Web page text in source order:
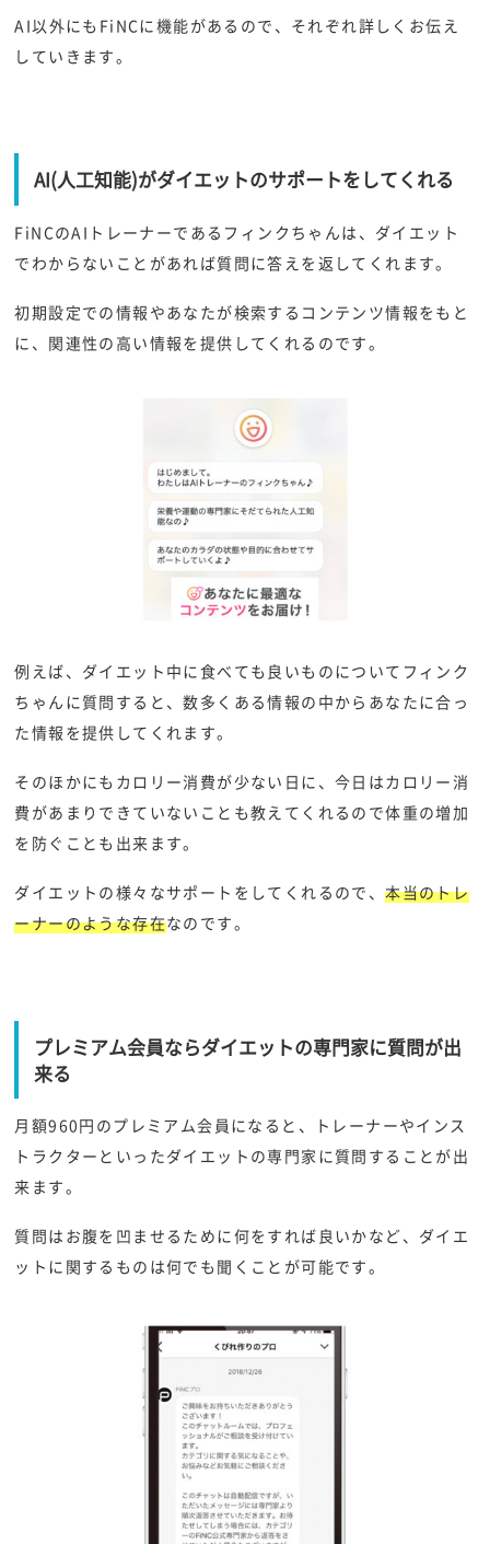
AI以外にもFiNCに機能があるので、それぞれ詳しくお伝え
していきます。
AI(人工知能)がダイエットのサポートをしてくれる
FiNCのAIトレーナーであるフィンクちゃんは、ダイエット
でわからないことがあれば質問に答えを返してくれます。
初期設定での情報やあなたが検索するコンテンツ情報をもと
に、関連性の高い情報を提供してくれるのです。
例えば、ダイエット中に食べても良いものについてフィンク
ちゃんに質問すると、数多くある情報の中からあなたに合っ
た情報を提供してくれます。
そのほかにもカロリー消費が少ない日に、今日はカロリー消
費があまりできていないことも教えてくれるので体重の増加
を防ぐことも出来ます。
ダイエットの様々なサポートをしてくれるので、本当のトレ
ーナーのような存在なのです。
プレミアム会員ならダイエットの専門家に質問が出
来る
月額960円のプレミアム会員になると、トレーナーやインス
トラクターといったダイエットの専門家に質問することが出
来ます。
質問はお腹を凹ませるために何をすれば良いかなど、ダイエ
ットに関するものは何でも聞くことが可能です。